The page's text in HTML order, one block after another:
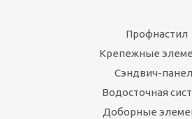
Профнастил
Крепежные
Сэндвич-
Водосточная
Доборные